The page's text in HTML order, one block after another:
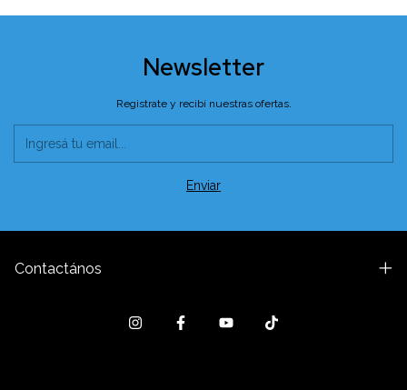
Newsletter
Registrate y recibí nuestras ofertas.
Contactános